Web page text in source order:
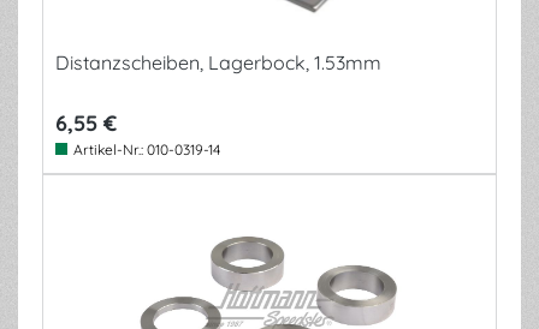
Distanzscheiben, Lagerbock, 1.53mm
6,55 €
Artikel-Nr.: 010-0319-14